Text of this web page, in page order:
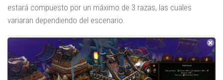
estará compuesto por un máximo de 3 razas, las cuales
variaran dependiendo del escenario.